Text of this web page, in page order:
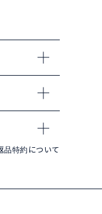
品特約について